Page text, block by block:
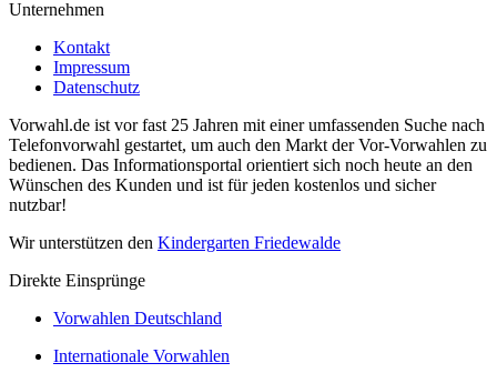
Unternehmen
Kontakt
Impressum
Datenschutz
Vorwahl.de ist vor fast 25 Jahren mit einer umfassenden Suche nach
Telefonvorwahl gestartet, um auch den Markt der Vor-Vorwahlen zu
bedienen. Das Informationsportal orientiert sich noch heute an den
Wünschen des Kunden und ist für jeden kostenlos und sicher
nutzbar!
Wir unterstützen den Kindergarten Friedewalde
Direkte Einsprünge
Vorwahlen Deutschland
Internationale Vorwahlen